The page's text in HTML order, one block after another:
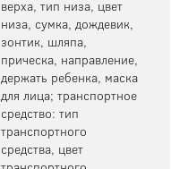
верха, тип низа, цвет
низа, сумка, дождевик,
зонтик, шляпа,
прическа, направление,
держать ребенка, маска
для лица; транспортное
средство: тип
транспортного
средства, цвет